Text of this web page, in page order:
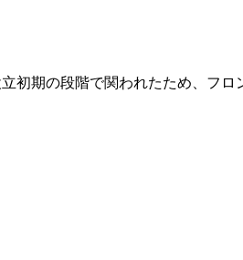
初期の段階で関われたため、フ